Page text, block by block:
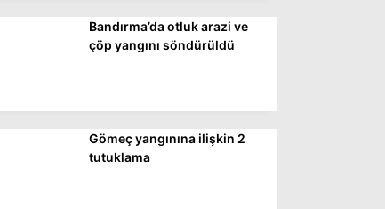
WhatsApp İhbar
Bandırma’da otluk arazi ve
çöp yangını söndürüldü
Gömeç yangınına ilişkin 2
tutuklama